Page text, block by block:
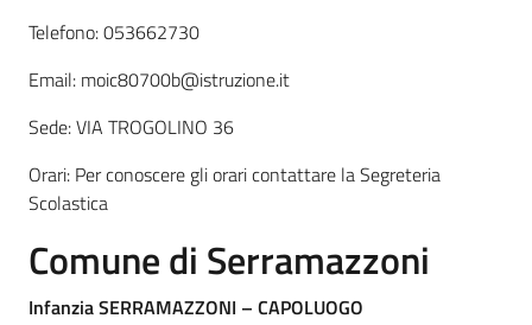
Telefono: 053662730
Email: moic80700b@istruzione.it
Sede: VIA TROGOLINO 36
Orari: Per conoscere gli orari contattare la Segreteria
Scolastica
Comune di Serramazzoni
Infanzia SERRAMAZZONI – CAPOLUOGO